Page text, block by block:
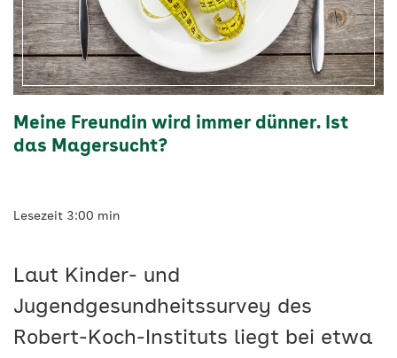
Meine Freundin wird immer dünner. Ist
das Magersucht?
Lesezeit 3:00 min
Laut Kinder- und
Jugendgesundheitssurvey des
Robert-Koch-Instituts liegt bei etwa